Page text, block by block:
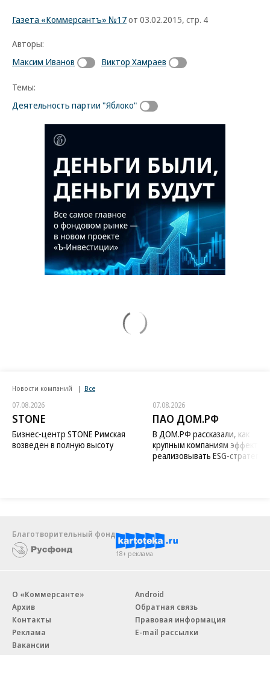
Газета «Коммерсантъ» №17от 03.02.2015, стр. 4
Авторы:
Максим Иванов
Виктор Хамраев
Темы:
Деятельность партии "Яблоко"
Новости компаний Все
07.08.2026
STONE
Бизнес-центр STONE Римская
возведен в полную высоту
07.08.2026
ПАО ДОМ.РФ
В ДОМ.РФ рассказали, как
крупным компаниям
реализовывать ESG-стратегию
Благотворительный фонд
18+ реклама
О «Коммерсанте»
Архив
Контакты
Реклама
Вакансии
Android
Обратная связь
Правовая информация
E-mail рассылки